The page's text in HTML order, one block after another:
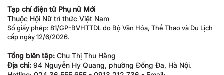
Tạp chí điện tử Phụ nữ Mới
Thuộc Hội Nữ trí thức Việt Nam
Số giấy phép: 81/GP-BVHTTDL do Bộ Văn Hóa, Thể Thao và Du Lịch
cấp ngày 12/6/2026.
Tổng biên tập: Chu Thị Thu Hằng
Địa chỉ: 94 Nguyễn Hy Quang, phường Đống Đa, Hà Nội.
Hotline: 024.36.555.655 - 0913.212.736 - Email: